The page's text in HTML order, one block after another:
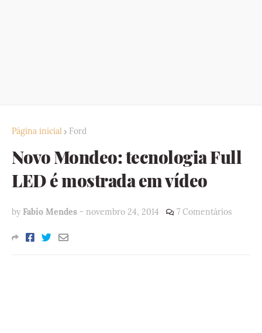
Página inicial Ford
Novo Mondeo: tecnologia Full
LED é mostrada em vídeo
by Fabio Mendes - novembro 24, 2014 7 Comentários